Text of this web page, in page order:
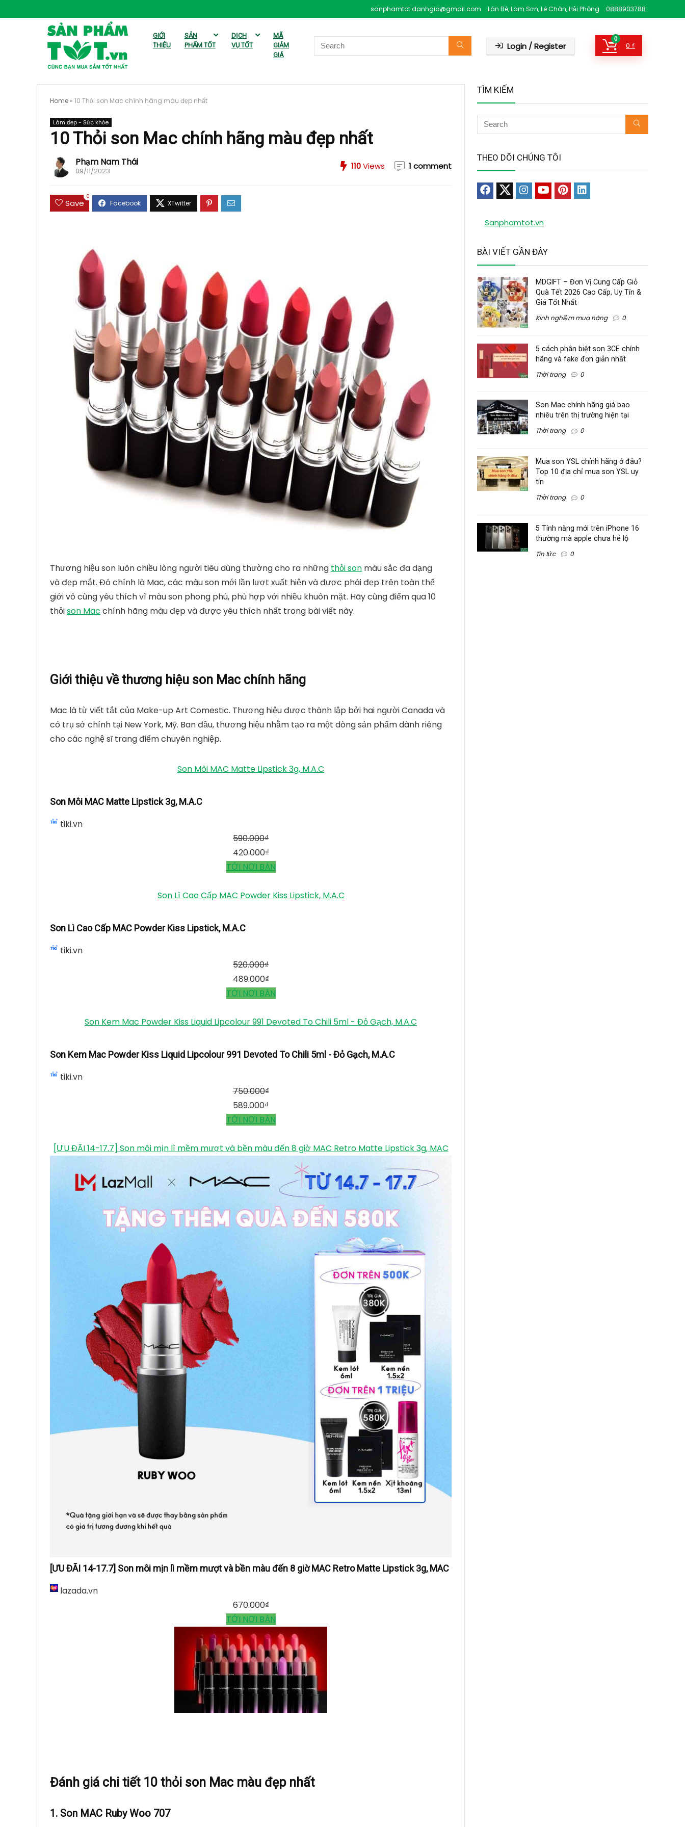
sanphamtot.danhgia@gmail.com Lán Bè, Lam Sơn, Lê Chân, Hải Phòng 0888903788
GIỚI
THIỆU
SẢN
PHẨM TỐT
DỊCH
VỤ TỐT
MÃ
GIẢM
GIÁ
Login / Register
0
0 ₫
Home » 10 Thỏi son Mac chính hãng màu đẹp nhất
Làm đẹp - Sức khỏe
10 Thỏi son Mac chính hãng màu đẹp nhất
Phạm Nam Thái
09/11/2023 110Views 1 comment
Save
0
Thương hiệu son luôn chiều lòng người tiêu dùng thường cho ra những thỏi son màu sắc đa dạng
và đẹp mắt. Đó chính là Mac, các màu son mới lần lượt xuất hiện và được phái đẹp trên toàn thế
giới vô cùng yêu thích vì màu son phong phú, phù hợp với nhiều khuôn mặt. Hãy cùng điểm qua 10
thỏison Mac chính hãng màu đẹp và được yêu thích nhất trong bài viết này.
Giới thiệu về thương hiệu son Mac chính hãng
Mac là từ viết tắt của Make-up Art Comestic. Thương hiệu được thành lập bởi hai người Canada và
có trụ sở chính tại New York, Mỹ. Ban đầu, thương hiệu nhằm tạo ra một dòng sản phẩm dành riêng
cho các nghệ sĩ trang điểm chuyên nghiệp.
Son Môi MAC Matte Lipstick 3g, M.A.C
Son Môi MAC Matte Lipstick 3g, M.A.C
tiki.vn
590.000₫
420.000₫
TỚI NƠI BÁN
Son Lì Cao Cấp MAC Powder Kiss Lipstick, M.A.C
Son Lì Cao Cấp MAC Powder Kiss Lipstick, M.A.C
520.000₫
Son Kem Mac Powder Kiss Liquid Lipcolour 991 Devoted To Chili 5ml - Đỏ Gạch, M.A.C
Son Kem Mac Powder Kiss Liquid Lipcolour 991 Devoted To Chili 5ml - Đỏ Gạch, M.A.C
[ƯU ĐÃI 14-17.7] Son môi mịn lì mềm mượt và bền màu đến 8 giờ MAC Retro Matte Lipstick 3g, MAC
TÌM KIẾM
THEO DÕI CHÚNG TÔI
Sanphamtot.vn
BÀI VIẾT GẦN ĐÂY
MDGIFT – Đơn Vị Cung Cấp Giỏ
Quà Tết 2026 Cao Cấp, Uy Tín &
Giá Tốt Nhất
Kinh nghiệm mua hàng 0
5 cách phân biệt son 3CE chính
hãng và fake đơn giản nhất
Thời trang 0
Son Mac chính hãng giá bao
nhiêu trên thị trường hiện tại
Thời trang 0
Mua son YSL chính hãng ở đâu?
Top 10 địa chỉ mua son YSL uy
tín
Thời trang 0
5 Tính năng mới trên iPhone 16
thường mà apple chưa hé lộ
Tin tức 0